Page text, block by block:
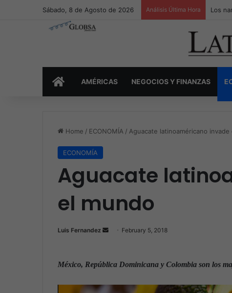
Sábado, 8 de Agosto de 2026 Análisis Última Hora Los
INICIOAMÉRICAS NEGOCIOS Y FINANZAS
Home / ECONOMÍA / Aguacate latinoaméricano invade
ECONOMÍA
Aguacate
el mundo
Luis Fernandez
d
February 5, 2018
México, República Dominicana y Colombia son los